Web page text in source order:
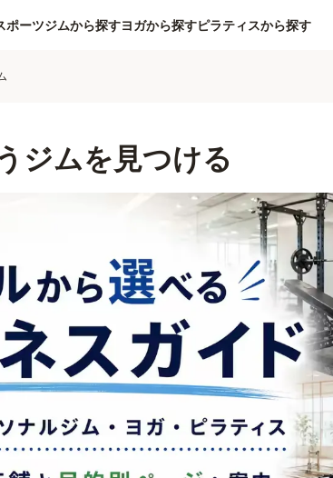
ポーツジムから探すヨガから探すピラティスから探す
ジムを見つける